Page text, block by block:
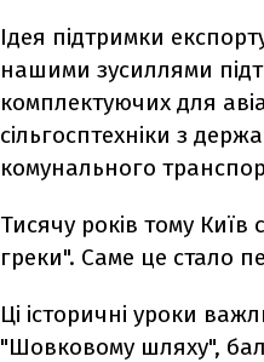
Ідея підтримки
нашими зусиллями
комплектуючих для
сільгосптехніки з
комунального
Тисячу років тому
греки". Саме це стало
Ці історичні уроки
"Шовковому шляху",